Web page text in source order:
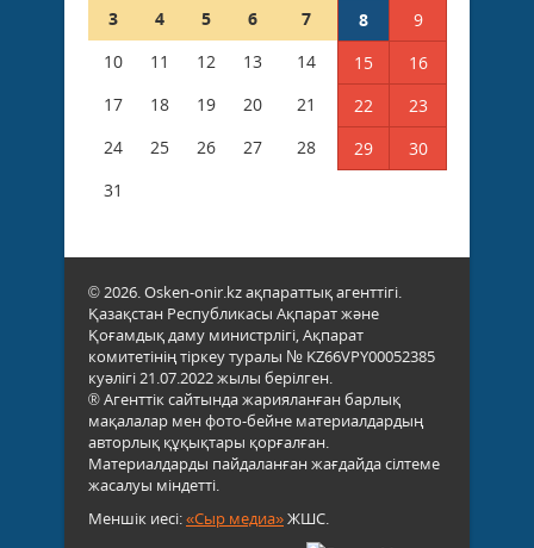
3
4 5 6 7 8
9
10
11 12 13 14 15
16
17
18 19 20 21 22
23
24
25 26 27 28 29
30
31
© 2026. Osken-onir.kz ақпараттық агенттігі.
Қазақстан Республикасы Ақпарат және
Қоғамдық даму министрлігі, Ақпарат
комитетінің тіркеу туралы № KZ66VPY00052385
куәлігі 21.07.2022 жылы берілген.
® Агенттік сайтында жарияланған барлық
мақалалар мен фото-бейне материалдардың
авторлық құқықтары қорғалған.
Материалдарды пайдаланған жағдайда сілтеме
жасалуы міндетті.
Меншік иесі:«Сыр медиа»ЖШС.